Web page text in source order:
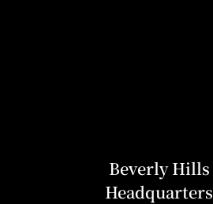
Beverly Hills
Headquarters